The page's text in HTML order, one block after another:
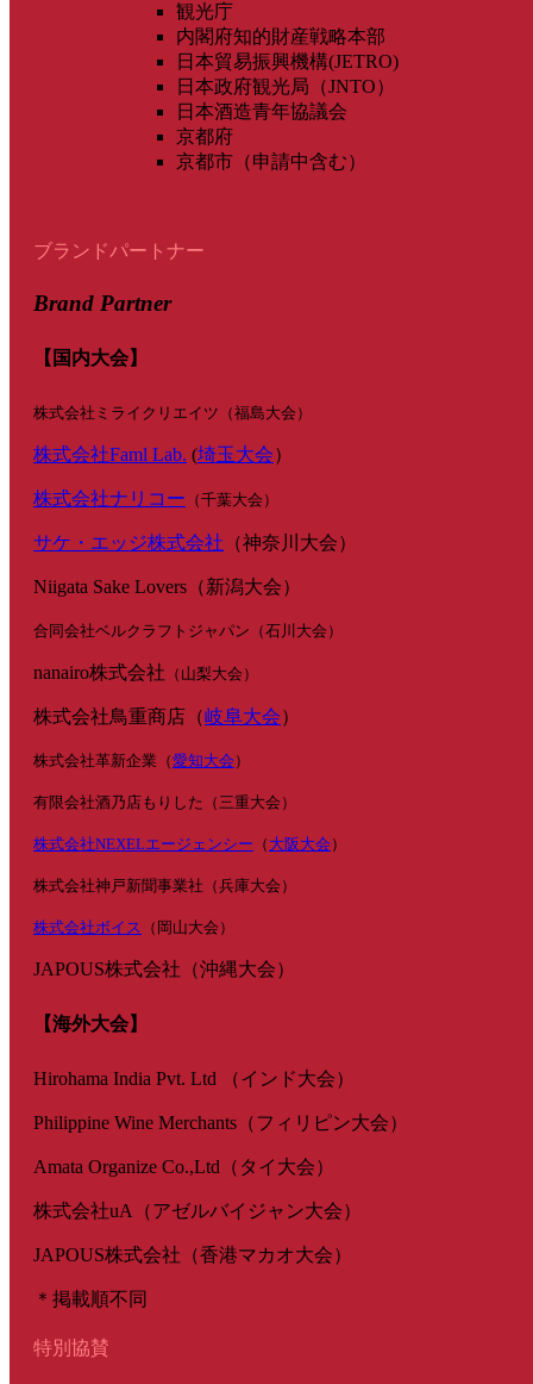
観光庁
内閣府知的財産戦略本部
日本貿易振興機構(JETRO)
日本政府観光局（JNTO）
日本酒造青年協議会
京都府
京都市（申請中含む）
ブランドパートナー
Brand Partner
【国内大会】
株式会社ミライクリエイツ（福島大会）
株式会社Faml Lab. (埼玉大会）
株式会社ナリコー （千葉大会）
サケ・エッジ株式会社 （神奈川大会）
Niigata Sake Lovers（新潟大会）
合同会社ベルクラフトジャパン（石川大会）
nanairo株式会社 （山梨大会）
株式会社鳥重商店（岐阜大会）
株式会社革新企業（愛知大会 ）
有限会社酒乃店もりした（三重大会）
株式会社NEXELエージェンシー （ 大阪大会 ）
株式会社神戸新聞事業社（兵庫大会）
株式会社ボイス （岡山大会）
JAPOUS株式会社（沖縄大会）
【海外大会】
Hirohama India Pvt. Ltd （インド大会）
Philippine Wine Merchants（フィリピン大会）
Amata Organize Co.,Ltd（タイ大会）
株式会社uA（アゼルバイジャン大会）
JAPOUS株式会社（香港マカオ大会）
＊掲載順不同
特別協賛